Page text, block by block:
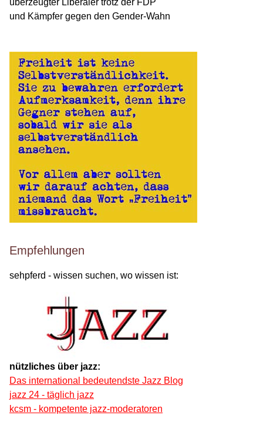
überzeugter Liberaler trotz der FDP
und Kämpfer gegen den Gender-Wahn
Empfehlungen
sehpferd - wissen suchen, wo wissen ist:
nützliches über jazz:
Das international bedeutendste Jazz Blog
jazz 24 - täglich jazz
kcsm - kompetente jazz-moderatoren